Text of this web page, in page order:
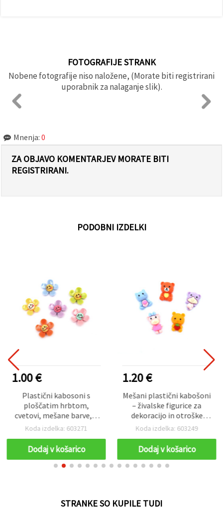
FOTOGRAFIJE STRANK
Nobene fotografije niso naložene, (Morate biti registrirani
uporabnik za nalaganje slik).
Mnenja: 0
ZA OBJAVO KOMENTARJEV MORATE BITI
REGISTRIRANI.
PODOBNI IZDELKI
1.00 €
Plastični kabosoni s
ploščatim hrbtom,
cvetovi, mešane barve, 2
cm, paket 10 kosov
Koda izdelka: 603271
Dodaj v košarico
1.20 €
Mešani plastični kabošoni
– živalske figurice za
dekoracijo in otroške
dodatke, 2–2,4 cm – 10
Koda izdelka: 603249
Dodaj v košarico
STRANKE SO KUPILE TUDI